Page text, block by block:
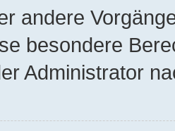
andere
besondere
Administrator